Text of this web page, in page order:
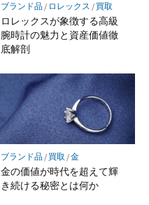
ブランド品/ ロレックス / 買取
ロレックスが象徴する高級
腕時計の魅力と資産価値徹
底解剖
ブランド品/ 買取 /金
金の価値が時代を超えて輝
き続ける秘密とは何か